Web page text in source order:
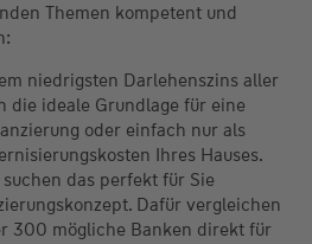
Themen kompetent und
niedrigsten Darlehenszins aller
die ideale Grundlage für eine
oder einfach nur als
Ihres Hauses.
das perfekt für Sie
Dafür vergleichen
300 mögliche Banken direkt für